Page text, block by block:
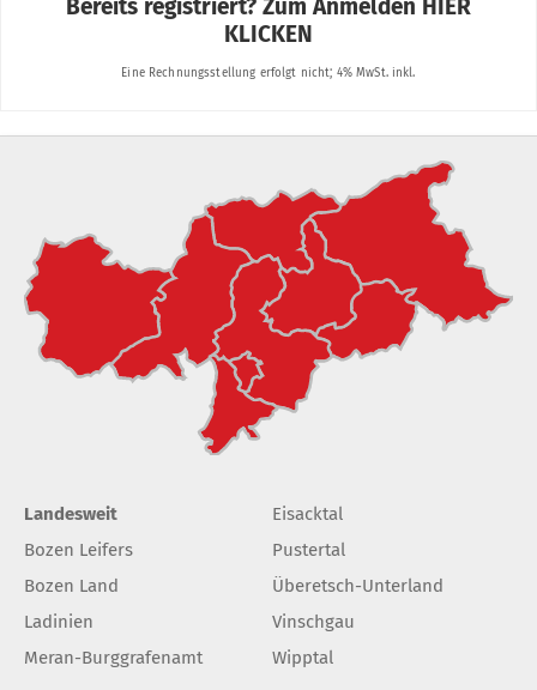
Landesweit
Bozen Leifers
Bozen Land
Ladinien
Meran-Burggrafenamt
Eisacktal
Pustertal
Überetsch-Unterland
Vinschgau
Wipptal